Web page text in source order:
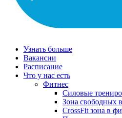
Узнать больше
Вакансии
Расписание
Что у нас есть
Фитнес
Силовые
Зона свободных
CrossFit зона в